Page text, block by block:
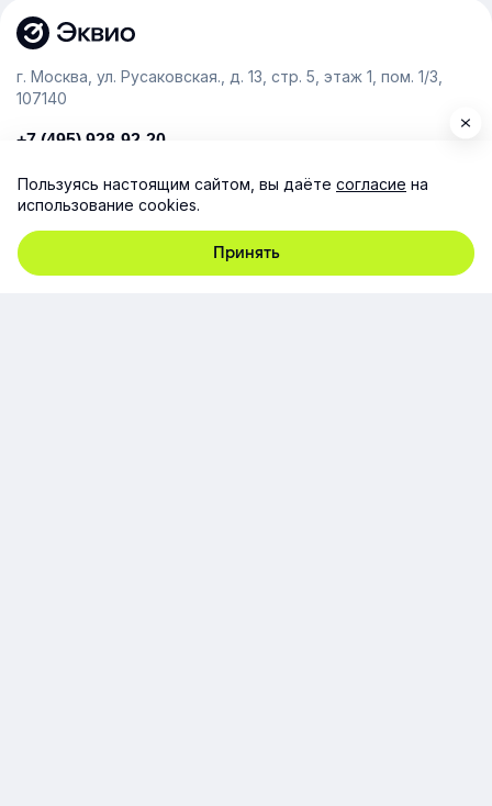
г. Москва, ул. Русаковская., д. 13, стр. 5, этаж 1, пом. 1/3,
107140
+7 (495) 928-92-20
Расскажем о платформе и предоставим бесплатный
демо-доступ
Пользуясь настоящим сайтом, вы даёте согласие на
использование cookies.
Принять